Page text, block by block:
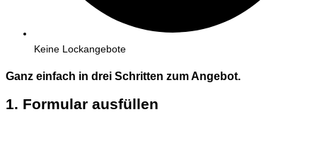
Keine Lockangebote
Ganz einfach in drei Schritten zum Angebot.
1. Formular ausfüllen